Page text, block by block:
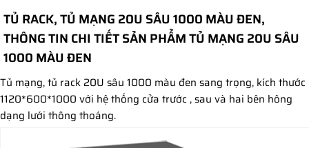
TỦ RACK, TỦ MẠNG 20U SÂU 1000 MÀU ĐEN,
THÔNG TIN CHI TIẾT SẢN PHẨM TỦ MẠNG 20U SÂU
1000 MÀU ĐEN
Tủ mạng, tủ rack 20U sâu 1000 màu đen sang trọng, kích thước
1120*600*1000 với hệ thống cửa trước , sau và hai bên hông
dạng lưới thông thoáng.